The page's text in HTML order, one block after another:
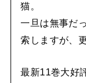
猫。
一旦は無事だ
索しますが、
最新11巻大好